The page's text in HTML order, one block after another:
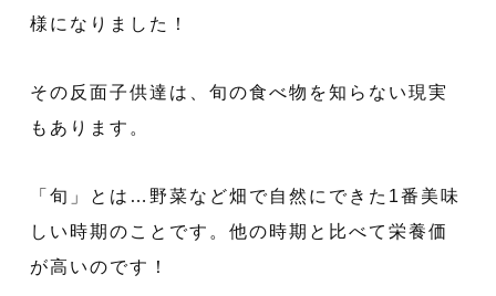
様になりました！
その反面子供達は、旬の食べ物を知らない現実
もあります。
「旬」とは…野菜など畑で自然にできた1番美味
しい時期のことです。他の時期と比べて栄養価
が高いのです！